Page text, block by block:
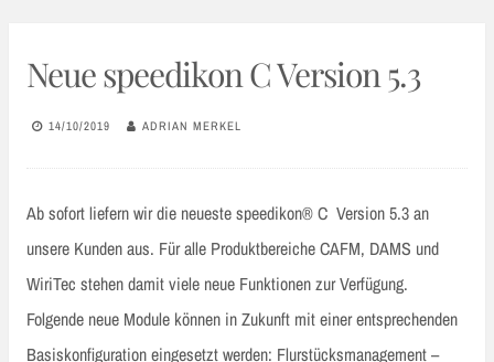
Neue speedikon C Version 5.3
14/10/2019 ADRIAN MERKEL
Ab sofort liefern wir die neueste speedikon® C Version 5.3 an
unsere Kunden aus. Für alle Produktbereiche CAFM, DAMS und
WiriTec stehen damit viele neue Funktionen zur Verfügung.
Folgende neue Module können in Zukunft mit einer entsprechenden
Basiskonfiguration eingesetzt werden: Flurstücksmanagement –